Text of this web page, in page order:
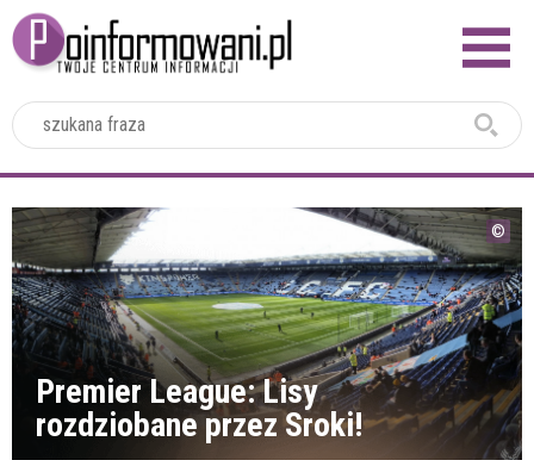
Premier League: Lisy
rozdziobane przez Sroki!